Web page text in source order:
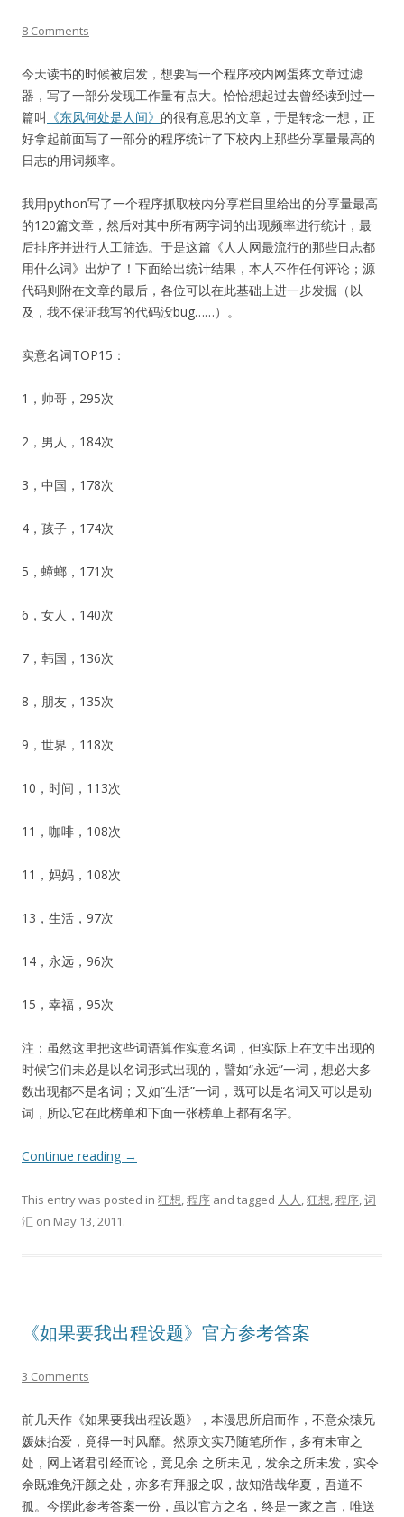
8 Comments
今天读书的时候被启发，想要写一个程序校内网蛋疼文章过滤
器，写了一部分发现工作量有点大。恰恰想起过去曾经读到过一
篇叫 《东风何处是人间》 的很有意思的文章，于是转念一想，正
好拿起前面写了一部分的程序统计了下校内上那些分享量最高的
日志的用词频率。
我用python写了一个程序抓取校内分享栏目里给出的分享量最高
的120篇文章，然后对其中所有两字词的出现频率进行统计，最
后排序并进行人工筛选。于是这篇《人人网最流行的那些日志都
用什么词》出炉了！下面给出统计结果，本人不作任何评论；源
代码则附在文章的最后，各位可以在此基础上进一步发掘（以
及，我不保证我写的代码没bug……）。
实意名词TOP15：
1，帅哥，295次
2，男人，184次
3，中国，178次
4，孩子，174次
5，蟑螂，171次
6，女人，140次
7，韩国，136次
8，朋友，135次
9，世界，118次
10，时间，113次
11，咖啡，108次
11，妈妈，108次
13，生活，97次
14，永远，96次
15，幸福，95次
注：虽然这里把这些词语算作实意名词，但实际上在文中出现的
时候它们未必是以名词形式出现的，譬如“永远”一词，想必大多
数出现都不是名词；又如“生活”一词，既可以是名词又可以是动
词，所以它在此榜单和下面一张榜单上都有名字。
Continue reading →
This entry was posted in 狂想,程序 and tagged 人人,狂想,程序,词
汇 on May 13, 2011.
《如果要我出程设题》官方参考答案
3 Comments
前几天作《如果要我出程设题》，本漫思所启而作，不意众猿兄
媛妹抬爱，竟得一时风靡。然原文实乃随笔所作，多有未审之
处，网上诸君引经而论，竟见余 之所未见，发余之所未发，实令
余既难免汗颜之处，亦多有拜服之叹，故知浩哉华夏，吾道不
孤。今撰此参考答案一份，虽以官方之名，终是一家之言，唯送